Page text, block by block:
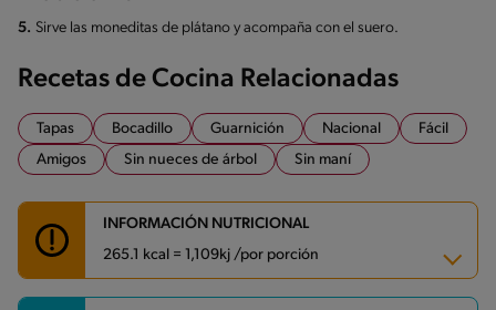
5. Sirve las moneditas de plátano y acompaña con el suero.
Recetas de Cocina Relacionadas
Tapas Bocadillo Guarnición Nacional
Fácil
Amigos
Sin nueces de árbol Sin maní
INFORMACIÓN NUTRICIONAL
265.1 kcal = 1,109kj /por porción